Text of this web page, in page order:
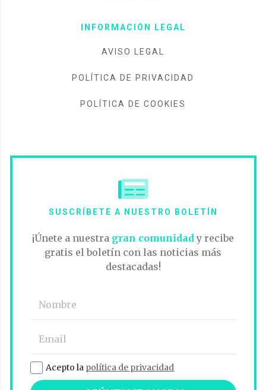
INFORMACIÓN LEGAL
AVISO LEGAL
POLÍTICA DE PRIVACIDAD
POLÍTICA DE COOKIES
SUSCRÍBETE A NUESTRO BOLETÍN
¡Únete a nuestra gran comunidady recibe
gratis el boletín con las noticias más
destacadas!
Acepto la política de privacidad